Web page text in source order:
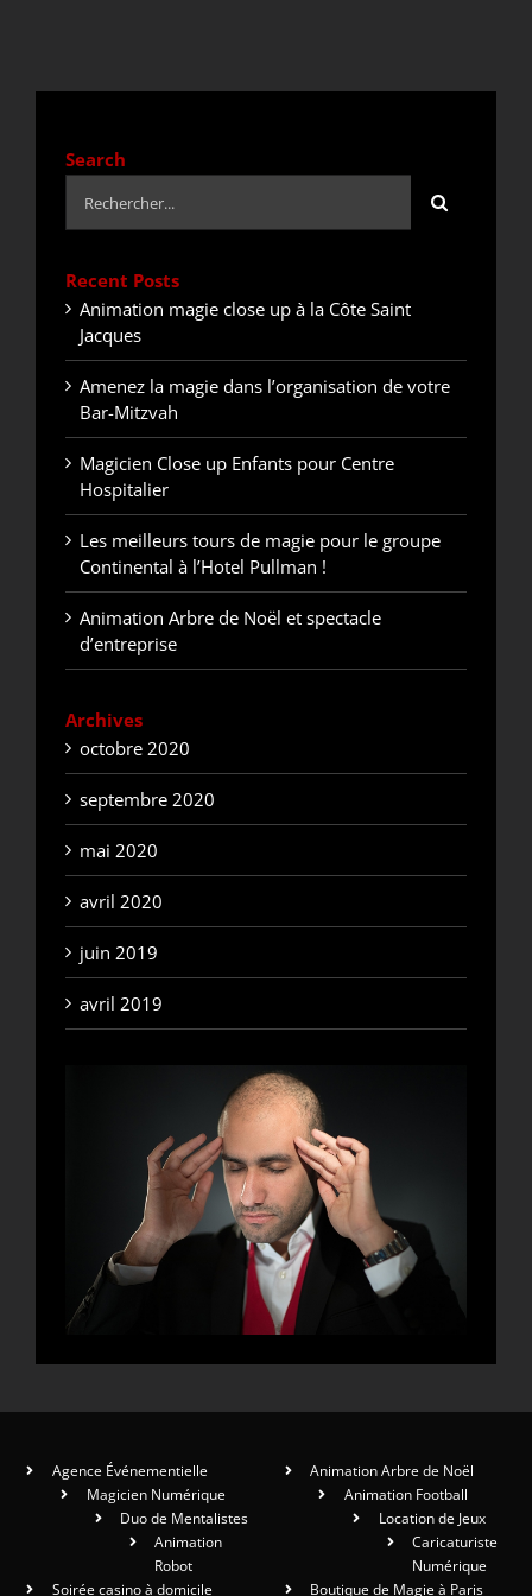
ACTUALITÉS
Search
Recent Posts
Animation magie close up à la Côte Saint
Jacques
Amenez la magie dans l’organisation de votre
Bar-Mitzvah
Magicien Close up Enfants pour Centre
Hospitalier
Les meilleurs tours de magie pour le groupe
Continental à l’Hotel Pullman !
Animation Arbre de Noël et spectacle
d’entreprise
Archives
octobre 2020
septembre 2020
mai 2020
avril 2020
juin 2019
avril 2019
Agence Événementielle
Magicien Numérique
Duo de Mentalistes
Animation
Robot
Soirée casino à domicile
Animation Arbre de Noël
Animation Football
Location de Jeux
Caricaturiste
Numérique
Boutique de Magie à Paris